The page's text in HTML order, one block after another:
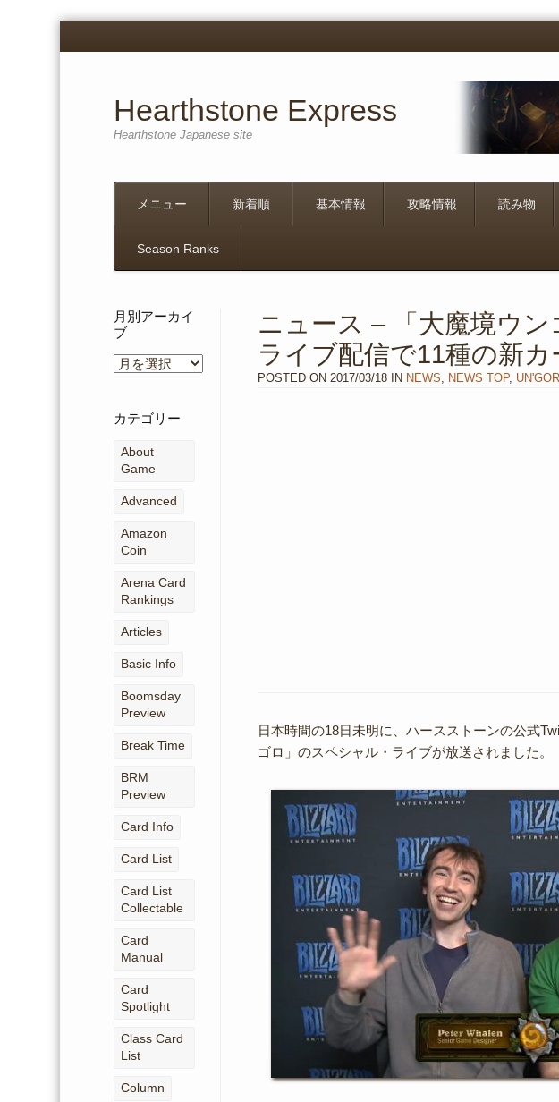
Hearthstone Express
Hearthstone Japanese site
メニュー 新着順 基本情報 攻略情報 読み物
Season Ranks
ニュース – 「大魔境ウン
ライブ配信で11種の新カ
POSTED ON 2017/03/18 IN NEWS NEWS TOP,
日本時間の18日未明に、ハースストーンの公式
ゴロ」のスペシャル・ライブが放送されました。
月別アーカイ
ブ
月
ー
カ
イ
ブ
カテゴリー
About
Game
Advanced
Amazon
Coin
Arena Card
Rankings
Articles
Basic Info
Boomsday
Preview
Break Time
BRM
Preview
Card Info
Card List
Card List
Collectable
Card
Manual
Card
Spotlight
Class Card
List
Column